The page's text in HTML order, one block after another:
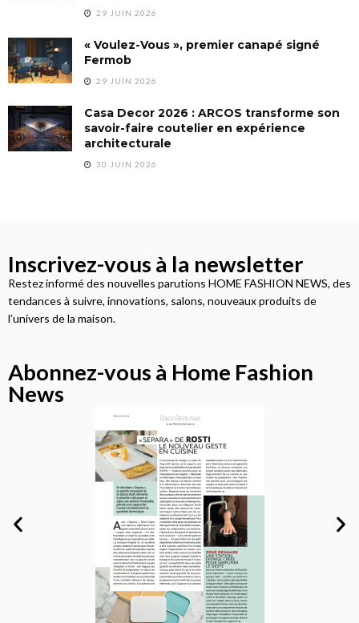
29 JUIN 2026
« Voulez-Vous », premier canapé signé
Fermob
29 JUIN 2026
Casa Decor 2026 : ARCOS transforme son
savoir-faire coutelier en expérience
architecturale
30 JUIN 2026
Inscrivez-vous à la newsletter
Restez informé des nouvelles parutions HOME FASHION NEWS, des
tendances à suivre, innovations, salons, nouveaux produits de
l’univers de la maison.
Abonnez-vous à Home Fashion
News